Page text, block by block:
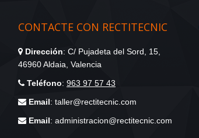
CONTACTE CON RECTITECNIC
Dirección: C/ Pujadeta del Sord, 15,
46960 Aldaia, Valencia
Teléfono: 963 97 57 43
Email: taller@rectitecnic.com
Email: administracion@rectitecnic.com